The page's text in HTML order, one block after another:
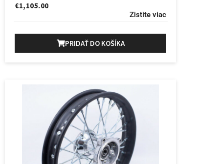
€1,105.00
Zistite viac
PRIDAŤ DO KOŠÍKA